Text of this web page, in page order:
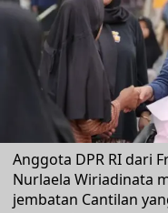
Anggota DPR RI dari
Nurlaela Wiriadinata
jembatan Cantilan